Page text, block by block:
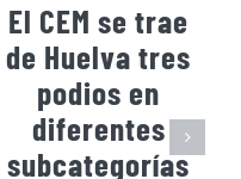
El CEM se trae
de Huelva tres
podios en
diferentes
subcategorías